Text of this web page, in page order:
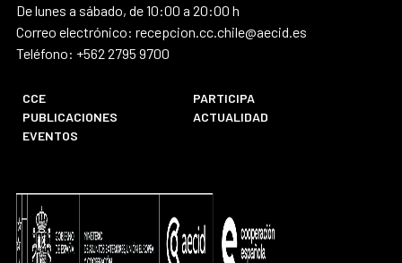
De lunes a sábado, de 10:00 a 20:00 h
Correo electrónico: recepcion.cc.chile@aecid.es
Teléfono: +562 2795 9700
CCE
PARTICIPA
PUBLICACIONES
ACTUALIDAD
EVENTOS